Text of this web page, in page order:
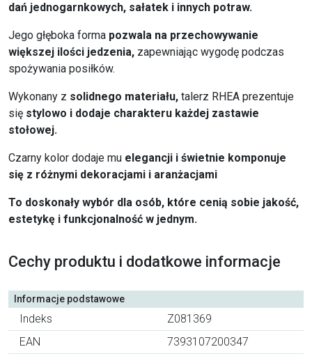
dań jednogarnkowych, sałatek i innych potraw.
Jego głęboka forma pozwala na przechowywanie
większej ilości jedzenia, zapewniając wygodę podczas
spożywania posiłków.
Wykonany z solidnego materiału, talerz RHEA prezentuje
się stylowo i dodaje charakteru każdej zastawie
stołowej.
Czarny kolor dodaje mu elegancji i świetnie komponuje
się z różnymi dekoracjami i aranżacjami
To doskonały wybór dla osób, które cenią sobie jakość,
estetykę i funkcjonalność w jednym.
Cechy produktu i dodatkowe informacje
Informacje podstawowe
Indeks
Z081369
EAN
7393107200347